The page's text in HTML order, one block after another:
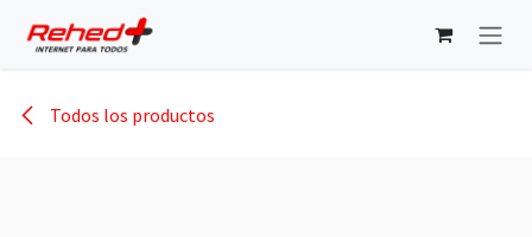
Todos los productos